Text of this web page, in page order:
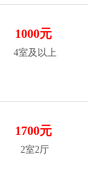
1000元
4室及以上
1700元
2室2厅